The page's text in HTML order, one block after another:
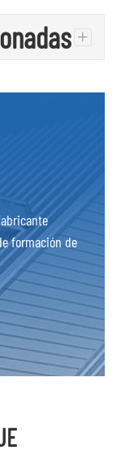
+
formación de